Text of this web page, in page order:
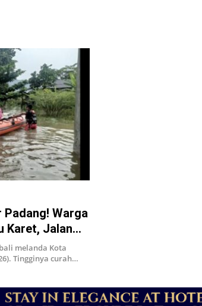
Warga
Karet, Jalan
melanda Kota
Tingginya curah…